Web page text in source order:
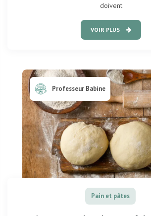
doivent
VOIR PLUS
Professeur Babine
Pain et pâtes